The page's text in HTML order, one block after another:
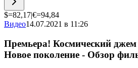
$=82,17|€=94,84
Видео14.07.2021 в 11:26
Премьера! Космический джем
Новое поколение - Обзор